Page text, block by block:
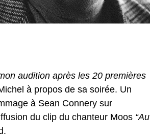
audition après les 20 premières
à propos de sa soirée. Un
à Sean Connery sur
du clip du chanteur Moos “Au